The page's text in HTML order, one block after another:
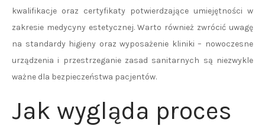
kwalifikacje oraz certyfikaty potwierdzające umiejętności w
zakresie medycyny estetycznej. Warto również zwrócić uwagę
na standardy higieny oraz wyposażenie kliniki – nowoczesne
urządzenia i przestrzeganie zasad sanitarnych są niezwykle
ważne dla bezpieczeństwa pacjentów.
Jak wygląda proces